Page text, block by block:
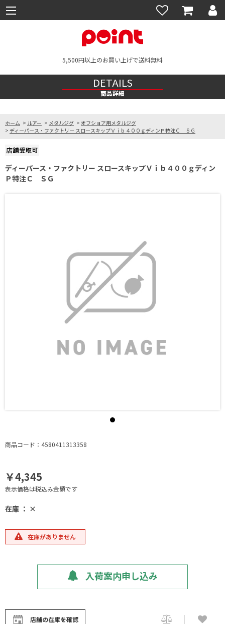
5,500円以上のお買い上げで送料無料
DETAILS
商品詳細
ホーム > ルアー > メタルジグ > オフショア用メタルジグ
> ディーパース・ファクトリー スロースキップＶｉｂ４００ｇディンＰ特注Ｃ ＳＧ
ディーパース・ファクトリー スロースキップＶｉｂ４００ｇディン
Ｐ特注Ｃ ＳＧ
商品コード：4580411313358
￥4,345
表示価格は税込み金額です
在庫 ： ×
在庫がありません
入荷案内申し込み
店舗の在庫を確認